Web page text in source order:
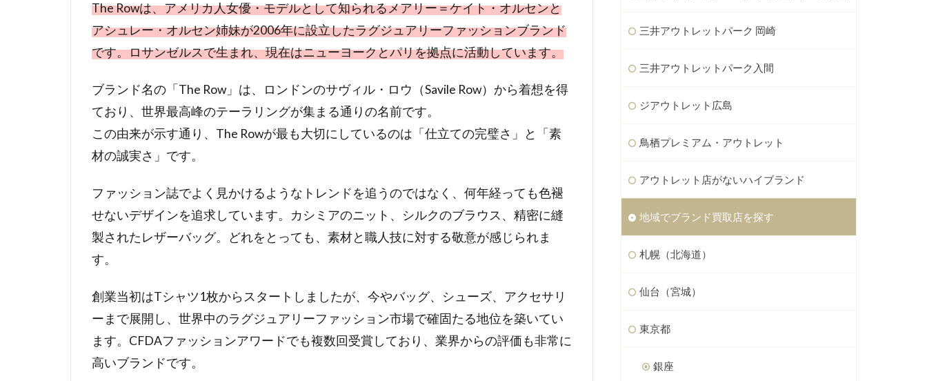
The Rowは、アメリカ人女優・モデルとして知られるメアリー＝ケイト・オルセンと
アシュレー・オルセン姉妹が2006年に設立したラグジュアリーファッションブランド
です。ロサンゼルスで生まれ、現在はニューヨークとパリを拠点に活動しています。
ブランド名の「The Row」は、ロンドンのサヴィル・ロウ（Savile Row）から着想を得
ており、世界最高峰のテーラリングが集まる通りの名前です。
この由来が示す通り、The Rowが最も大切にしているのは「仕立ての完璧さ」と「素
材の誠実さ」です。
ファッション誌でよく見かけるようなトレンドを追うのではなく、何年経っても色褪
せないデザインを追求しています。カシミアのニット、シルクのブラウス、精密に縫
製されたレザーバッグ。どれをとっても、素材と職人技に対する敬意が感じられま
す。
創業当初はTシャツ1枚からスタートしましたが、今やバッグ、シューズ、アクセサリ
ーまで展開し、世界中のラグジュアリーファッション市場で確固たる地位を築いてい
ます。CFDAファッションアワードでも複数回受賞しており、業界からの評価も非常に
高いブランドです。
三井アウトレットパーク 岡崎
三井アウトレットパーク入間
ジアウトレット広島
鳥栖プレミアム・アウトレット
アウトレット店がないハイブランド
地域でブランド買取店を探す
札幌（北海道）
仙台（宮城）
東京都
銀座